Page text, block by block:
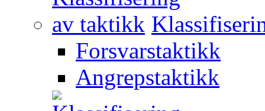
Forsvarstaktikk
Angrepstaktikk